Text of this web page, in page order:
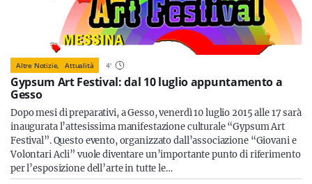
Altre Notizie, Attualità 4'
Gypsum Art Festival: dal 10 luglio appuntamento a
Gesso
Dopo mesi di preparativi, a Gesso, venerdì 10 luglio 2015 alle 17 sarà
inaugurata l’attesissima manifestazione culturale “Gypsum Art
Festival”. Questo evento, organizzato dall’associazione “Giovani e
Volontari Acli” vuole diventare un’importante punto di riferimento
per l’esposizione dell’arte in tutte le…